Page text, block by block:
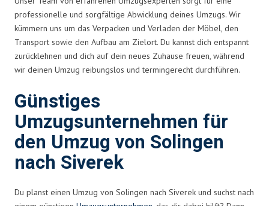
professionelle und sorgfältige Abwicklung deines Umzugs. Wir
kümmern uns um das Verpacken und Verladen der Möbel, den
Transport sowie den Aufbau am Zielort. Du kannst dich entspannt
zurücklehnen und dich auf dein neues Zuhause freuen, während
wir deinen Umzug reibungslos und termingerecht durchführen.
Günstiges
Umzugsunternehmen für
den Umzug von Solingen
nach Siverek
Du planst einen Umzug von Solingen nach Siverek und suchst nach